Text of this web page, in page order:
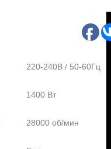
220-240В / 50-60Гц
1400 Вт
28000 об/мин